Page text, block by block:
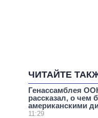
ЧИТАЙТЕ
Генассамблея
рассказал, о чем
американскими
11:29